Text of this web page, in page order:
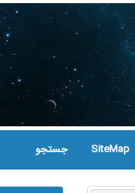
SiteMap جستجو